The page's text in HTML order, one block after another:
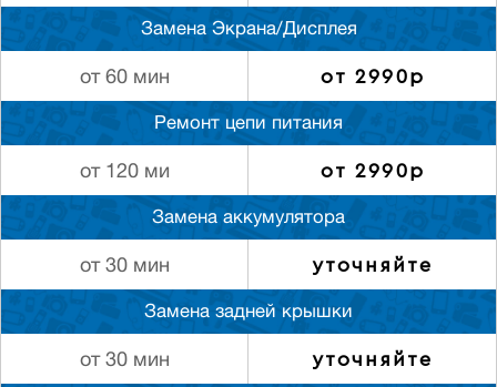
Замена Экрана/Дисплея
от 60 мин от 2990р
Ремонт цепи питания
от 120 ми от 2990р
Замена аккумулятора
от 30 мин уточняйте
Замена задней крышки
от 30 мин уточняйте